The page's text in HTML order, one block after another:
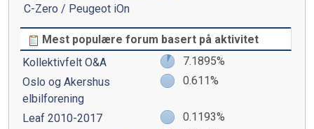
C-Zero / Peugeot iOn
Mest populære forum basert på aktivitet
Kollektivfelt O&A
7.1895%
Oslo og Akershus
elbilforening
0.611%
Leaf 2010-2017
0.1193%